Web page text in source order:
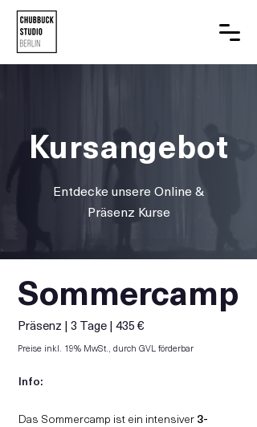
Kursangebot
Entdecke unsere Online &
Präsenz Kurse
Sommercamp
Präsenz | 3 Tage | 435 €
Preise inkl. 19% MwSt., durch GVL förderbar
Info:
Das Sommercamp ist ein intensiver 3-